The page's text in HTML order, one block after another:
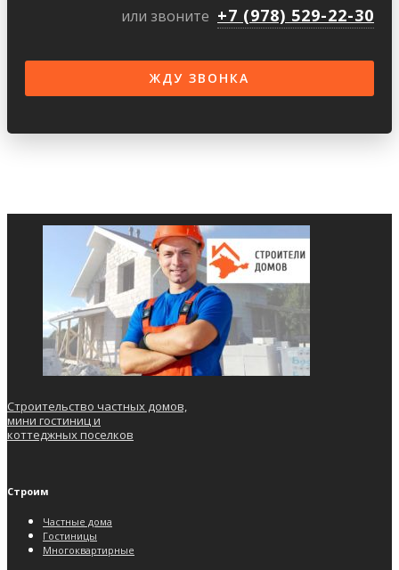
или звоните +7 (978) 529-22-30
Строительство частных домов,
мини гостиниц и
коттеджных поселков
Строим
Частные дома
Гостиницы
Многоквартирные